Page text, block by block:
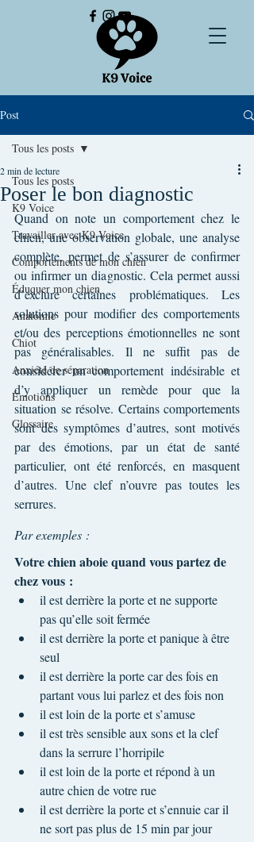
Post
Tous les posts
K9 Voice
Travailler avec K9 Voice
Comportements de mon chien
Éduquer mon chien
Anatomie
Chiot
Anxiété de séparation
Émotions
Glossaire
Tous les posts
Poser le bon diagnostic
2 min de lecture
Quand on note un comportement chez le
chien, une observation globale, une analyse
complète, permet de s’assurer de confirmer
ou infirmer un diagnostic. Cela permet aussi
d’exclure certaines problématiques. Les
solutions pour modifier des comportements
et/ou des perceptions émotionnelles ne sont
pas généralisables. Il ne suffit pas de
considérer un comportement indésirable et
d’y appliquer un remède pour que la
situation se résolve. Certains comportements
sont des symptômes d’autres, sont motivés
par des émotions, par un état de santé
particulier, ont été renforcés, en masquent
d’autres. Une clef n’ouvre pas toutes les
serrures.
Par exemples :
Votre chien aboie quand vous partez de
chez vous :
il est derrière la porte et ne supporte
pas qu’elle soit fermée
il est derrière la porte et panique à être
seul
il est derrière la porte car des fois en
partant vous lui parlez et des fois non
il est loin de la porte et s’amuse
il est très sensible aux sons et la clef
dans la serrure l’horripile
il est loin de la porte et répond à un
autre chien de votre rue
il est derrière la porte et s’ennuie car il
ne sort pas plus de 15 min par jour